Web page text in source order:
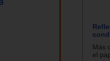
Más
el